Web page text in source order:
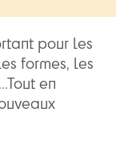
pour les
formes, les
en
en France